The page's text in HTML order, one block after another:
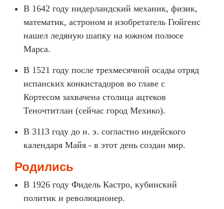
В 1642 году нидерландский механик, физик,
математик, астроном и изобретатель Гюйгенс
нашел ледяную шапку на южном полюсе
Марса.
В 1521 году после трехмесячной осады отряд
испанских конкистадоров во главе с
Кортесом захвачена столица ацтеков
Теночтитлан (сейчас город Мехико).
В 3113 году до н. э. согластно индейского
календаря Майя - в этот день создан мир.
Родились
В 1926 году Фидель Кастро, кубинский
политик и революционер.